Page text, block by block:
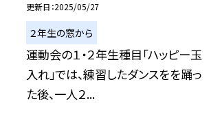
更新日 2025/05/27
２年生の窓から
運動会の１・２年生種目「ハッピー玉
入れ」では、練習したダンスをを踊っ
た後、一人２...